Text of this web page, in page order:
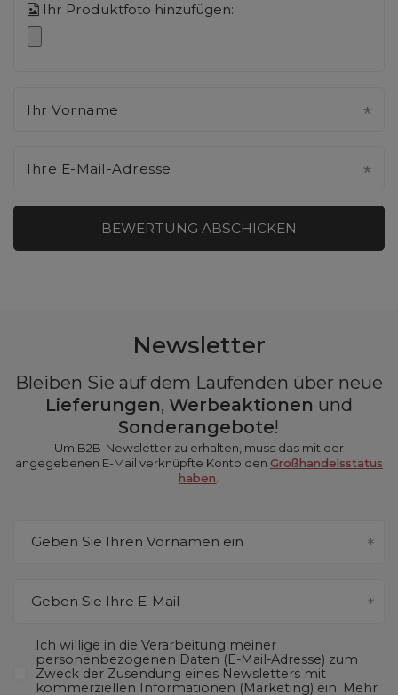
Ihr Produktfoto hinzufügen:
Ihr Vorname
Ihre E-Mail-Adresse
BEWERTUNG ABSCHICKEN
Newsletter
Bleiben Sie auf dem Laufenden über neue
Lieferungen, Werbeaktionen und
Sonderangebote!
Um B2B-Newsletter zu erhalten, muss das mit der
angegebenen E-Mail verknüpfte Konto den Großhandelsstatus
haben
Geben Sie Ihren Vornamen ein
Geben Sie Ihre E-Mail
Ich willige in die Verarbeitung meiner
personenbezogenen Daten (E-Mail-Adresse) zum
Zweck der Zusendung eines Newsletters mit
kommerziellen Informationen (Marketing) ein. Mehr